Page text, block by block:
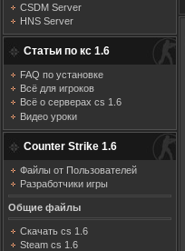
CSDM Server
HNS Server
Статьи по кс 1.6
FAQ по установке
Всё для игроков
Всё о серверах cs 1.6
Видео уроки
Counter Strike 1.6
Файлы от Пользователей
Разработчики игры
Общие файлы
Скачать cs 1.6
Steam cs 1.6